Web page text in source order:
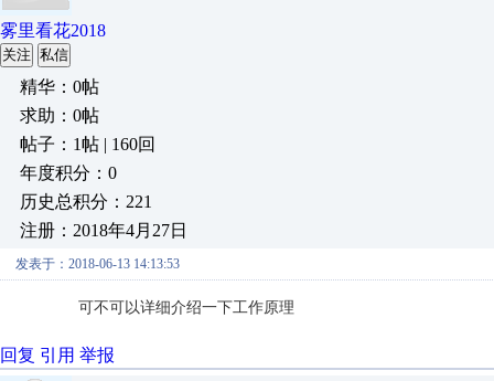
雾里看花2018
关注 私信
精华：0帖
求助：0帖
帖子：1帖 | 160回
年度积分：0
历史总积分：221
注册：2018年4月27日
发表于：2018-06-13 14:13:53
可不可以详细介绍一下工作原理
回复 引用 举报